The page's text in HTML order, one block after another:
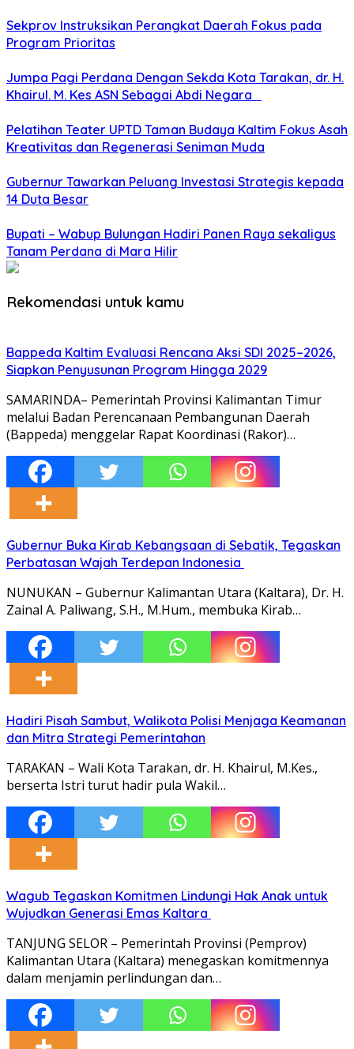
Sekprov Instruksikan Perangkat Daerah Fokus pada
Program Prioritas
Jumpa Pagi Perdana Dengan Sekda Kota Tarakan, dr. H.
Khairul. M. Kes ASN Sebagai Abdi Negara
Pelatihan Teater UPTD Taman Budaya Kaltim Fokus Asah
Kreativitas dan Regenerasi Seniman Muda
Gubernur Tawarkan Peluang Investasi Strategis kepada
14 Duta Besar
Bupati – Wabup Bulungan Hadiri Panen Raya sekaligus
Tanam Perdana di Mara Hilir
Rekomendasi untuk kamu
Bappeda Kaltim Evaluasi Rencana Aksi SDI 2025–2026,
Siapkan Penyusunan Program Hingga 2029
SAMARINDA– Pemerintah Provinsi Kalimantan Timur
melalui Badan Perencanaan Pembangunan Daerah
(Bappeda) menggelar Rapat Koordinasi (Rakor)…
Gubernur Buka Kirab Kebangsaan di Sebatik, Tegaskan
Perbatasan Wajah Terdepan Indonesia
NUNUKAN – Gubernur Kalimantan Utara (Kaltara), Dr. H.
Zainal A. Paliwang, S.H., M.Hum., membuka Kirab…
Hadiri Pisah Sambut, Walikota Polisi Menjaga Keamanan
dan Mitra Strategi Pemerintahan
TARAKAN – Wali Kota Tarakan, dr. H. Khairul, M.Kes.,
berserta Istri turut hadir pula Wakil…
Wagub Tegaskan Komitmen Lindungi Hak Anak untuk
Wujudkan Generasi Emas Kaltara
TANJUNG SELOR – Pemerintah Provinsi (Pemprov)
Kalimantan Utara (Kaltara) menegaskan komitmennya
dalam menjamin perlindungan dan…